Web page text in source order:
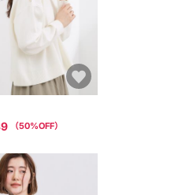
（50%OFF）